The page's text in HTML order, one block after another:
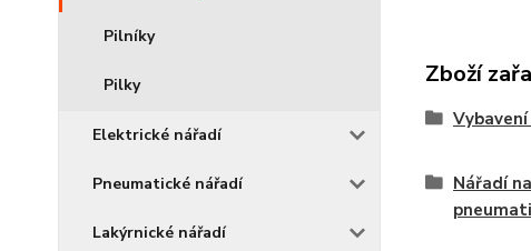
Pilníky
Pilky
Elektrické nářadí
Pneumatické nářadí
Lakýrnické nářadí
Zboží
Nářadí